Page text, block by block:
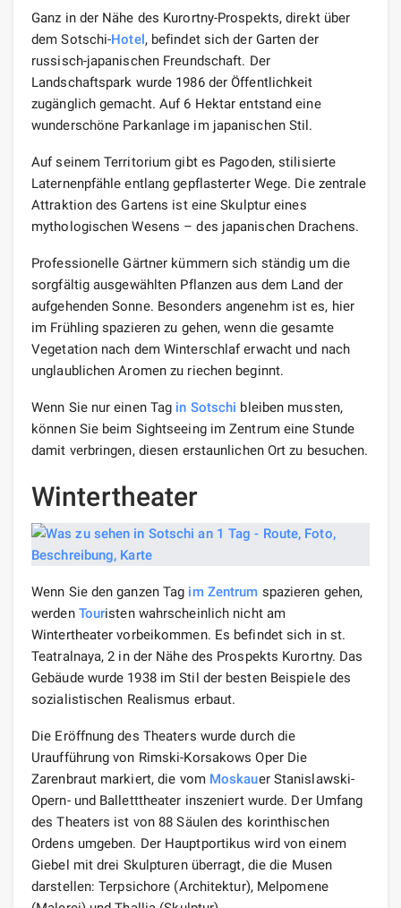
Ganz in der Nähe des Kurortny-Prospekts, direkt über
dem Sotschi-Hotel, befindet sich der Garten der
russisch-japanischen Freundschaft. Der
Landschaftspark wurde 1986 der Öffentlichkeit
zugänglich gemacht. Auf 6 Hektar entstand eine
wunderschöne Parkanlage im japanischen Stil.
Auf seinem Territorium gibt es Pagoden, stilisierte
Laternenpfähle entlang gepflasterter Wege. Die zentrale
Attraktion des Gartens ist eine Skulptur eines
mythologischen Wesens – des japanischen Drachens.
Professionelle Gärtner kümmern sich ständig um die
sorgfältig ausgewählten Pflanzen aus dem Land der
aufgehenden Sonne. Besonders angenehm ist es, hier
im Frühling spazieren zu gehen, wenn die gesamte
Vegetation nach dem Winterschlaf erwacht und nach
unglaublichen Aromen zu riechen beginnt.
Wenn Sie nur einen Tag in Sotschi bleiben mussten,
können Sie beim Sightseeing im Zentrum eine Stunde
damit verbringen, diesen erstaunlichen Ort zu besuchen.
Wintertheater
Wenn Sie den ganzen Tag im Zentrum spazieren gehen,
werden Touristen wahrscheinlich nicht am
Wintertheater vorbeikommen. Es befindet sich in st.
Teatralnaya, 2 in der Nähe des Prospekts Kurortny. Das
Gebäude wurde 1938 im Stil der besten Beispiele des
sozialistischen Realismus erbaut.
Die Eröffnung des Theaters wurde durch die
Uraufführung von Rimski-Korsakows Oper Die
Zarenbraut markiert, die vom Moskauer Stanislawski-
Opern- und Balletttheater inszeniert wurde. Der Umfang
des Theaters ist von 88 Säulen des korinthischen
Ordens umgeben. Der Hauptportikus wird von einem
Giebel mit drei Skulpturen überragt, die die Musen
darstellen: Terpsichore (Architektur), Melpomene